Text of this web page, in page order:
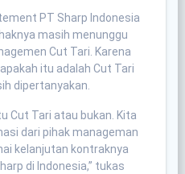
PT Sharp Indonesia
masih menunggu
Cut Tari. Karena
itu adalah Cut Tari
dipertanyakan.
Cut Tari atau bukan. Kita
dari pihak manageman
kelanjutan kontraknya
di Indonesia,” tukas